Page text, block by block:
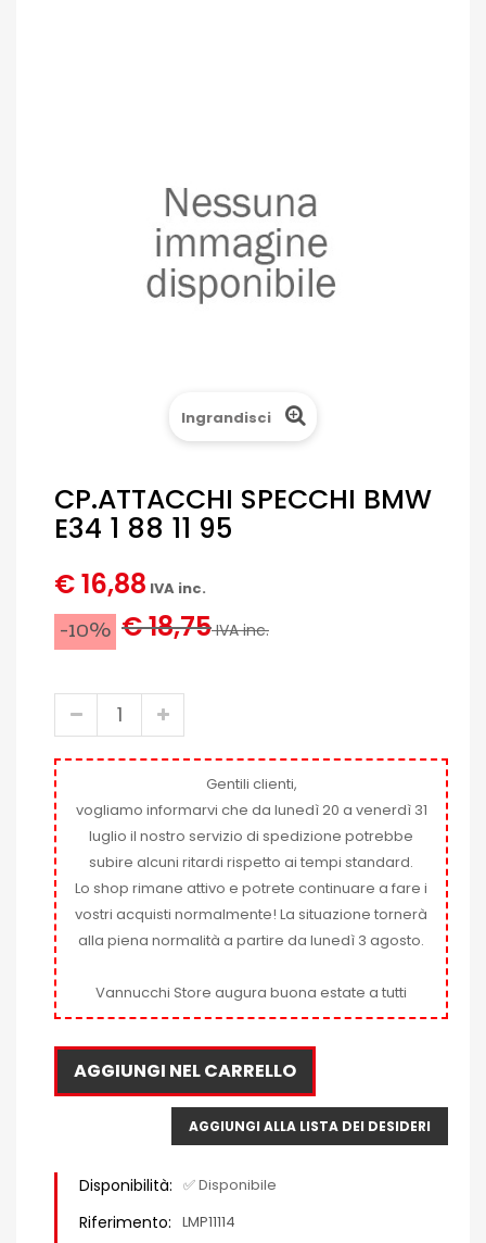
Ingrandisci
CP.ATTACCHI SPECCHI BMW
E34 1 88 11 95
€ 16,88 IVA inc.
-10% € 18,75IVA inc.
Gentili clienti,
vogliamo informarvi che da lunedì 20 a venerdì 31
luglio il nostro servizio di spedizione potrebbe
subire alcuni ritardi rispetto ai tempi standard.
Lo shop rimane attivo e potrete continuare a fare i
vostri acquisti normalmente! La situazione tornerà
alla piena normalità a partire da lunedì 3 agosto.
Vannucchi Store augura buona estate a tutti
AGGIUNGI NEL CARRELLO
AGGIUNGI ALLA LISTA DEI DESIDERI
Disponibilità: ✅ Disponibile
Riferimento: LMP11114